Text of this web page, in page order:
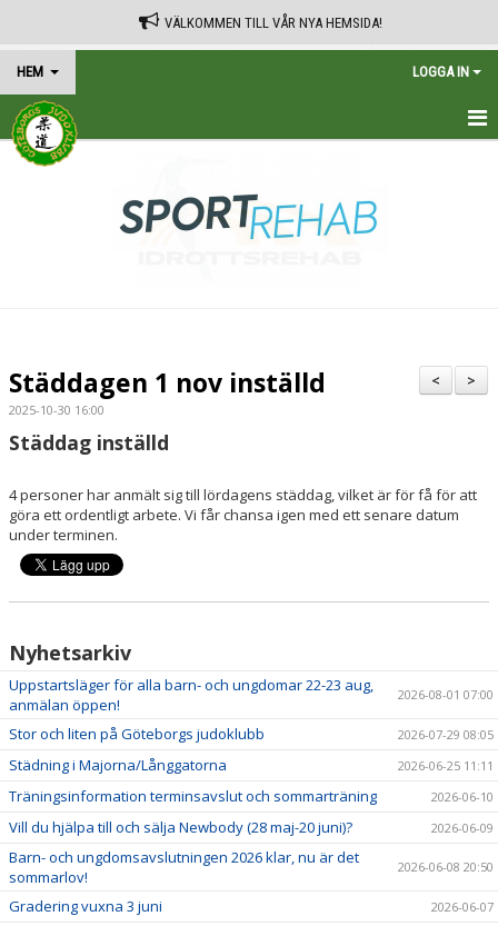
VÄLKOMMEN TILL VÅR NYA HEMSIDA!
HEM LOGGA IN
HEM
TRÄNINGSSCHEMA
IN ENGLISH
>
<
Städdagen 1 nov inställd
2025-10-30 16:00
Städdag inställd
4 personer har anmält sig till lördagens städdag, vilket är för få för att
göra ett ordentligt arbete. Vi får chansa igen med ett senare datum
under terminen.
Nyhetsarkiv
Uppstartsläger för alla barn- och ungdomar 22-23 aug,
anmälan öppen!
2026-08-01 07:00
Stor och liten på Göteborgs judoklubb 2026-07-29 08:05
Städning i Majorna/Långgatorna 2026-06-25 11:11
Träningsinformation terminsavslut och sommarträning 2026-06-10
Vill du hjälpa till och sälja Newbody (28 maj-20 juni)? 2026-06-09
Barn- och ungdomsavslutningen 2026 klar, nu är det
sommarlov!
2026-06-08 20:50
Gradering vuxna 3 juni 2026-06-07